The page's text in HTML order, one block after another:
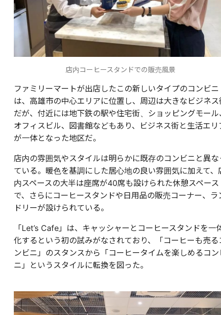
店内コーヒースタンドでの販売風景
ファミリーマートが出店したこの新しいタイプのコンビニ
は、高雄市の中心エリアに位置し、周辺は大きなビジネス
だが、付近には地下鉄の駅や住宅街、ショッピングモール
オフィスビル、図書館などもあり、ビジネス街と生活エリ
が一体となった地区だ。
店内の雰囲気やスタイルは明らかに既存のコンビニと異な
ている。暖色を基調にした居心地の良い雰囲気に加えて、
内スペースの大半は座席が40席も設けられた休憩スペース
で、さらにコーヒースタンドや日用品の販売コーナー、ラ
ドリーが設けられている。
「Let’s Cafe」は、キャッシャーとコーヒースタンドを一
化するという初の試みがなされており、「コーヒーも売る
ンビニ」のスタンスから「コーヒータイムを楽しめるコン
ニ」というスタイルに転換を図った。